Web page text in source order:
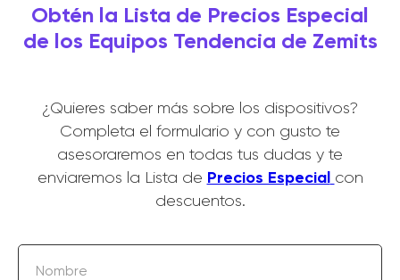
Obtén la Lista de Precios Especial
de los Equipos Tendencia de Zemits
¿Quieres saber más sobre los dispositivos?
Completa el formulario y con gusto te
asesoraremos en todas tus dudas y te
enviaremos la Lista de Precios Especial con
descuentos.
Nombre